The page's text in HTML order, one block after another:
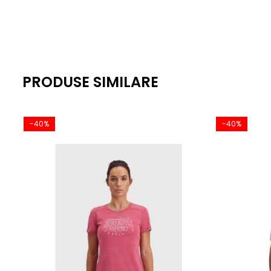
PRODUSE SIMILARE
-40% -40%